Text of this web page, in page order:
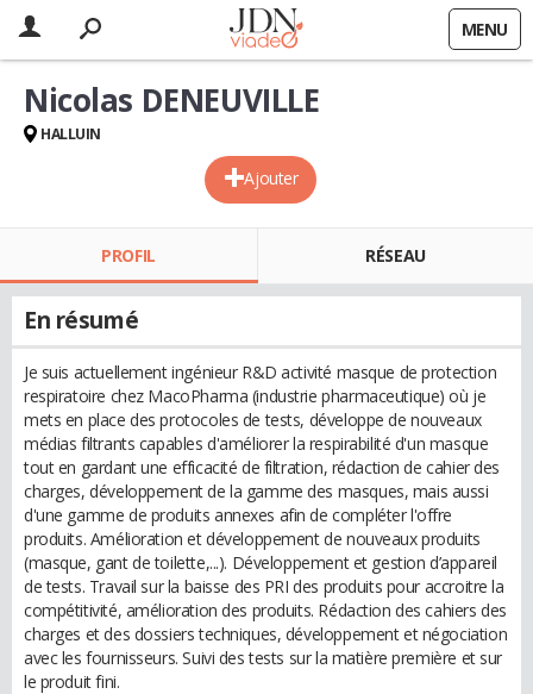
MENU
Ajouter
Nicolas DENEUVILLE
HALLUIN
PROFIL RÉSEAU
En résumé
Je suis actuellement ingénieur R&D activité masque de protection
respiratoire chez MacoPharma (industrie pharmaceutique) où je
mets en place des protocoles de tests, développe de nouveaux
médias filtrants capables d'améliorer la respirabilité d'un masque
tout en gardant une efficacité de filtration, rédaction de cahier des
charges, développement de la gamme des masques, mais aussi
d'une gamme de produits annexes afin de compléter l'offre
produits. Amélioration et développement de nouveaux produits
(masque, gant de toilette,...). Développement et gestion d’appareil
de tests. Travail sur la baisse des PRI des produits pour accroitre la
compétitivité, amélioration des produits. Rédaction des cahiers des
charges et des dossiers techniques, développement et négociation
avec les fournisseurs. Suivi des tests sur la matière première et sur
le produit fini.